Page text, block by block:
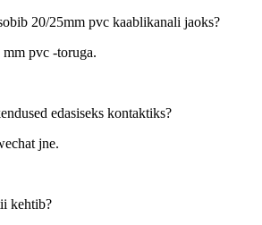
20/25mm pvc kaablikanali jaoks?
mm pvc -toruga.
edasiseks kontaktiks?
jne.
kehtib?